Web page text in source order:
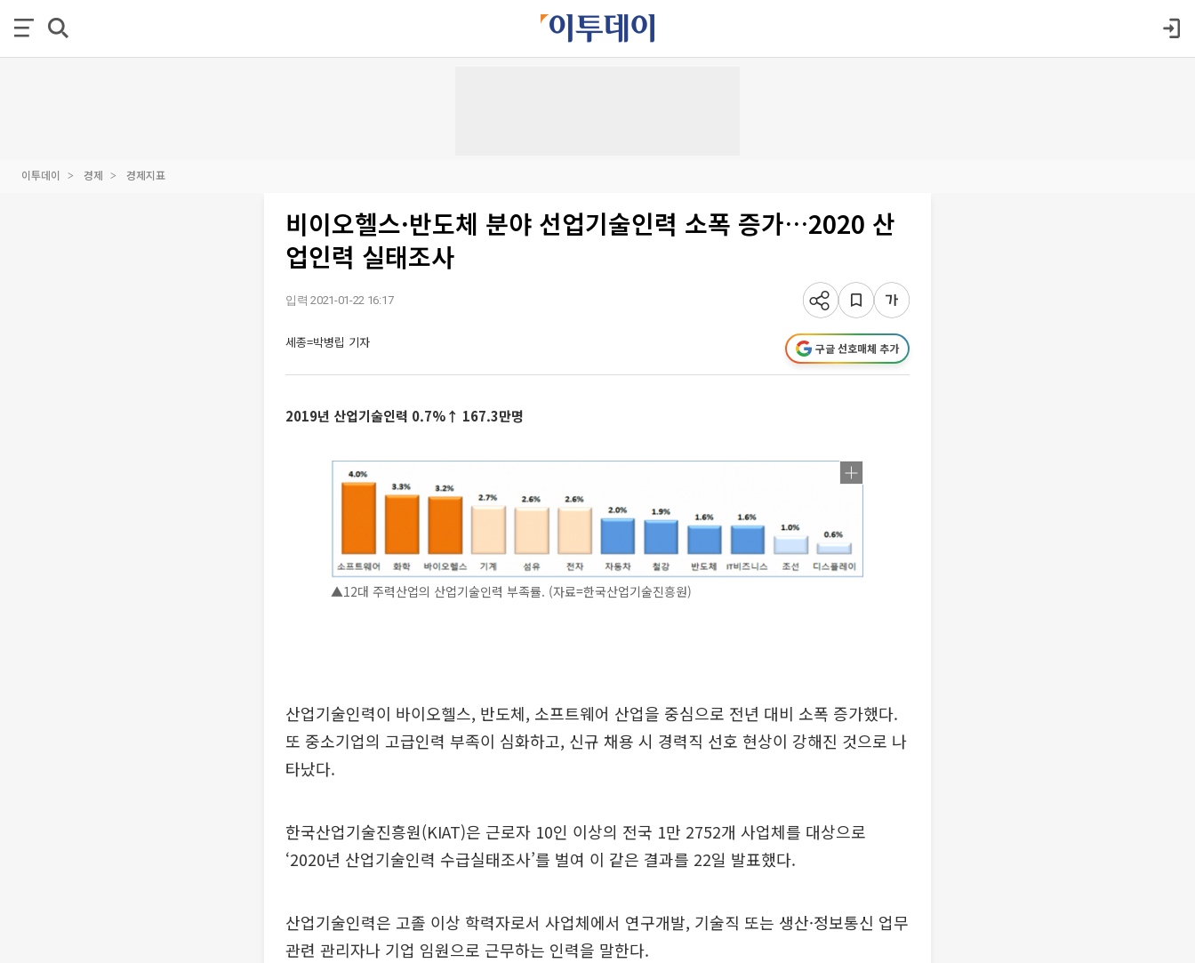
이투데이 경제 경제지표
비이오헬스·반도체 분야 선업기술인력 소폭 증가…2020 산
업인력 실태조사
입력 2021-01-22 16:17
세종=박병립 기자 구글 선호매체 추가
2019년 산업기술인력 0.7%↑ 167.3만명
▲12대 주력산업의 산업기술인력 부족률. (자료=한국산업기술진흥원)
산업기술인력이 바이오헬스, 반도체, 소프트웨어 산업을 중심으로 전년 대비 소폭 증가했다.
또 중소기업의 고급인력 부족이 심화하고, 신규 채용 시 경력직 선호 현상이 강해진 것으로 나
타났다.
한국산업기술진흥원(KIAT)은 근로자 10인 이상의 전국 1만 2752개 사업체를 대상으로
‘2020년 산업기술인력 수급실태조사’를 벌여 이 같은 결과를 22일 발표했다.
산업기술인력은 고졸 이상 학력자로서 사업체에서 연구개발, 기술직 또는 생산·정보통신 업무
관련 관리자나 기업 임원으로 근무하는 인력을 말한다.